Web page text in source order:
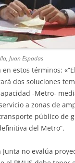
Juan Espadas
estos términos:
dos soluciones
-Metro-
a zonas de
público de
del Metro”.
no evalúa